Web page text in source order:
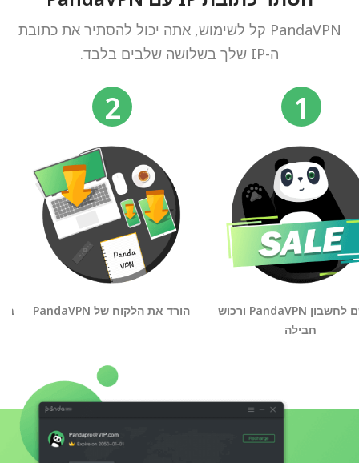
PandaVPN קל לשימוש, אתה יכול להסתיר את כתובת
ה-IP שלך בשלושה שלבים בלבד.
הירשם לחשבון PandaVPN ורכוש
חבילה
הורד את הלקוח של PandaVPN